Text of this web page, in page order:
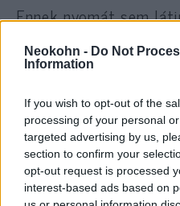
Neokohn - Do Not
Information
If you wish to opt-out of the
processing of your personal
targeted advertising by us,
section to confirm your
opt-out request is processed
interest-based ads based on
Ennek nyomát sem
Gadó János a
szerencsétlen
keretezi felül az
elkerüli, hogy
kitérnie a